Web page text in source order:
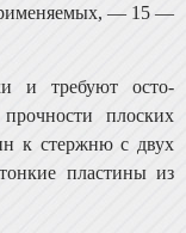
— 15 —
и требуют осто­
плоских
к стержню с двух
пласти­ны из